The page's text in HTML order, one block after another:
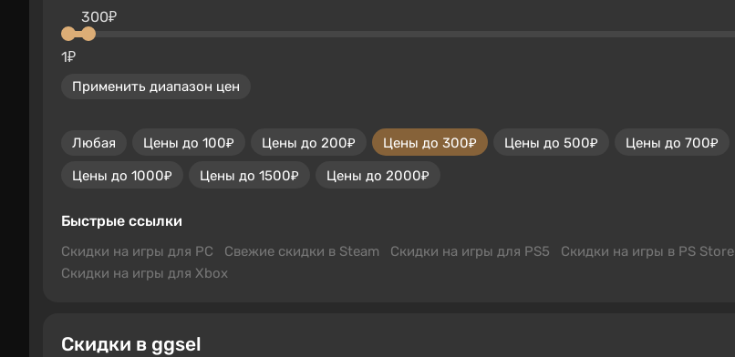
1₽
300₽
Применить диапазон цен
Любая Цены до 100₽ Цены до 200₽ Цены до 300₽ Цены до 500₽
Цены до 700₽
Цены до 1000₽
Цены до 1500₽ Цены до 2000₽
Быстрые ссылки
Скидки на игры для PC Свежие скидки в Steam Скидки на игры для PS5
Скидки на игры в PS Store
Скидки на игры для Xbox
Скидки в ggsel